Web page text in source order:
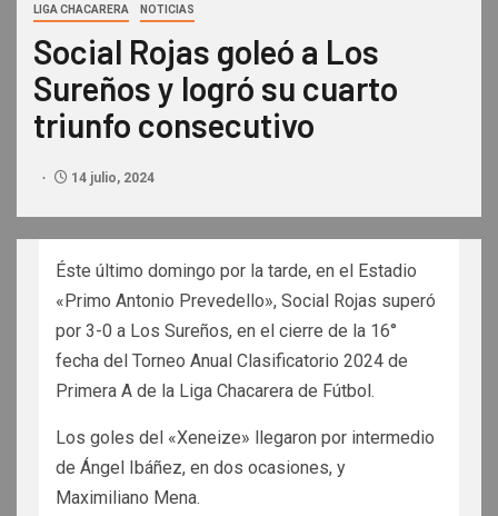
LIGA CHACARERA NOTICIAS
Social Rojas goleó a Los
Sureños y logró su cuarto
triunfo consecutivo
14 julio, 2024
Éste último domingo por la tarde, en el Estadio
«Primo Antonio Prevedello», Social Rojas superó
por 3-0 a Los Sureños, en el cierre de la 16°
fecha del Torneo Anual Clasificatorio 2024 de
Primera A de la Liga Chacarera de Fútbol.
Los goles del «Xeneize» llegaron por intermedio
de Ángel Ibáñez, en dos ocasiones, y
Maximiliano Mena.